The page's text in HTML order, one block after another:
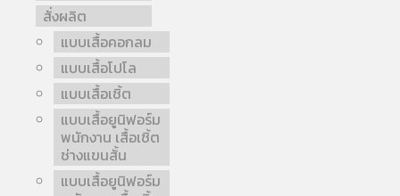
สั่งผลิต
แบบเสื้อคอกลม
แบบเสื้อโปโล
แบบเสื้อเชิ้ต
แบบเสื้อยูนิฟอร์ม
พนักงาน เสื้อเชิ้ต
ช่างแขนสั้น
แบบเสื้อยูนิฟอร์ม